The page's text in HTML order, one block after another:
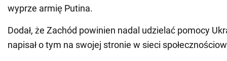
wyprze armię Putina.
Dodał, że Zachód powinien nadal udzielać pomocy
napisał o tym na swojej stronie w sieci